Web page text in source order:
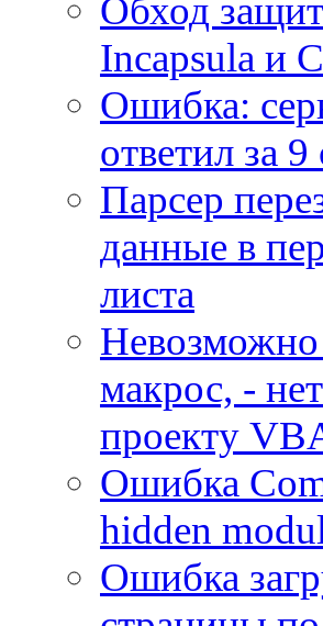
Обход
Incapsula и
Ошибка:
ответил за 9
Парсер
данные в
листа
Невозможно
макрос, -
проекту
Ошибка
hidden
Ошибка